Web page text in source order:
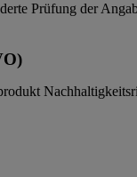
Prüfung der